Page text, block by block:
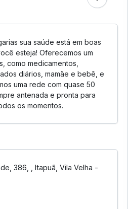
sua saúde está em boas
esteja! Oferecemos um
como medicamentos,
diários, mamãe e bebê, e
uma rede com quase 50
antenada e pronta para
os momentos.
386, , Itapuã, Vila Velha -